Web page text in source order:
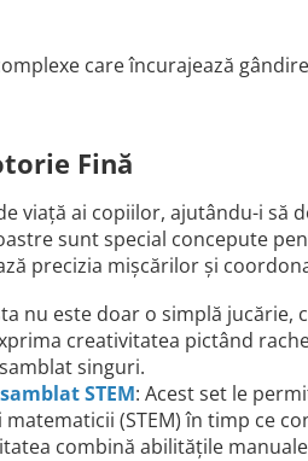
care încurajează
Fină
viață ai copiilor, ajutându-i să
sunt special concepute
precizia mișcărilor și
nu este doar o simplă jucărie,
creativitatea pictând
singuri.
STEM: Acest set le
(STEM) în timp ce
combină abilitățile